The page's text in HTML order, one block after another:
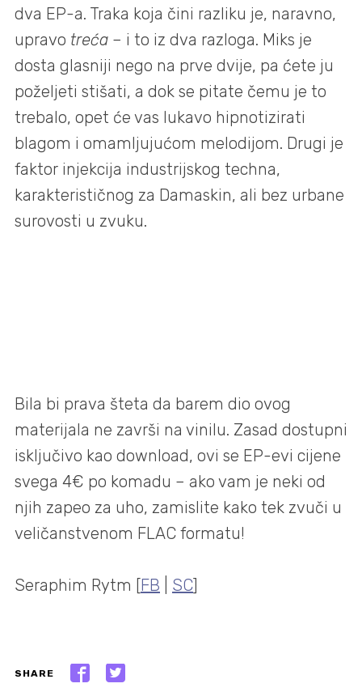
dva EP-a. Traka koja čini razliku je, naravno,
upravo treća – i to iz dva razloga. Miks je
dosta glasniji nego na prve dvije, pa ćete ju
poželjeti stišati, a dok se pitate čemu je to
trebalo, opet će vas lukavo hipnotizirati
blagom i omamljujućom melodijom. Drugi je
faktor injekcija industrijskog techna,
karakterističnog za Damaskin, ali bez urbane
surovosti u zvuku.
Bila bi prava šteta da barem dio ovog
materijala ne završi na vinilu. Zasad dostupni
isključivo kao download, ovi se EP-evi cijene
svega 4€ po komadu – ako vam je neki od
njih zapeo za uho, zamislite kako tek zvuči u
veličanstvenom FLAC formatu!
Seraphim Rytm [FB SC]
SHARE